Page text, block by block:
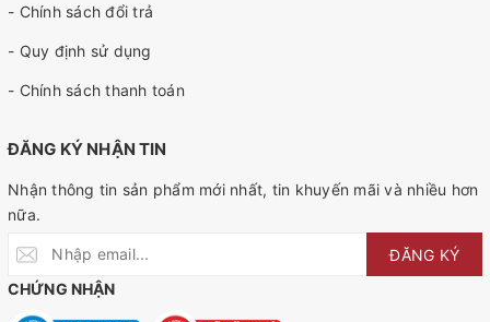
- Chính sách đổi trả
- Quy định sử dụng
- Chính sách thanh toán
ĐĂNG KÝ NHẬN TIN
Nhận thông tin sản phẩm mới nhất, tin khuyến mãi và nhiều hơn
nữa.
ĐĂNG KÝ
CHỨNG NHẬN